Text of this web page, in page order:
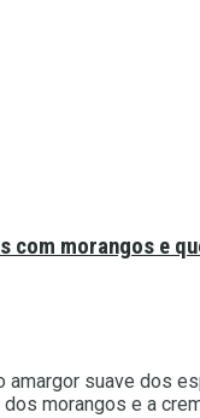
com morangos e
amargor suave dos
morangos e a